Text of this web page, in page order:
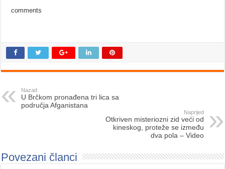
comments
Nazad
U Brčkom pronađena tri lica sa
područja Afganistana
Naprijed
Otkriven misteriozni zid veći od
kineskog, proteže se između
dva pola – Video
Povezani članci